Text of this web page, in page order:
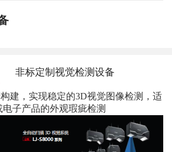
非标定制视觉检测设备
建，实现稳定的3D视觉图像检测，适
子产品的外观瑕疵检测